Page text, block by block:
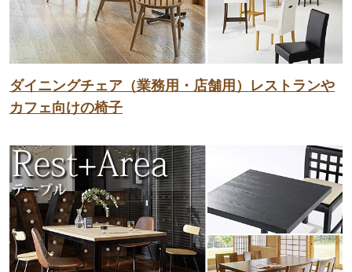
ダイニングチェア（業務用・店舗用）レストランや
カフェ向けの椅子